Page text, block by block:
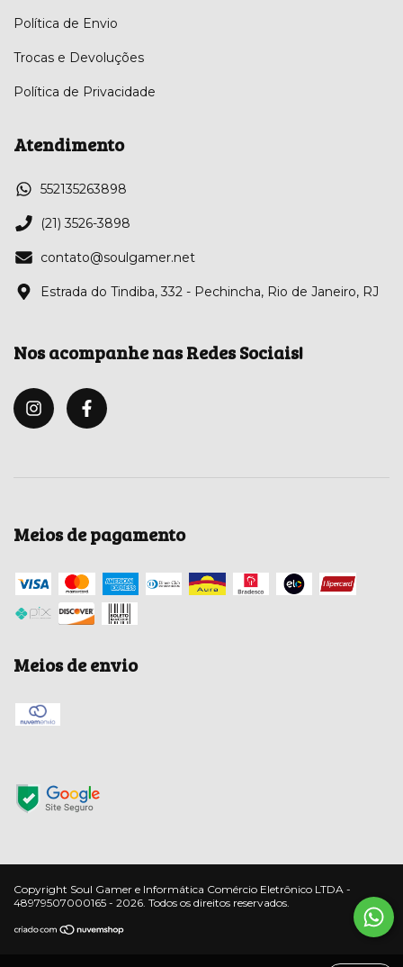
Política de Envio
Trocas e Devoluções
Política de Privacidade
Atendimento
552135263898
(21) 3526-3898
contato@soulgamer.net
Estrada do Tindiba, 332 - Pechincha, Rio de Janeiro, RJ
Nos acompanhe nas Redes Sociais!
Meios de pagamento
Meios de envio
Copyright Soul Gamer e Informática Comércio Eletrônico LTDA -
48979507000165 - 2026. Todos os direitos reservados.